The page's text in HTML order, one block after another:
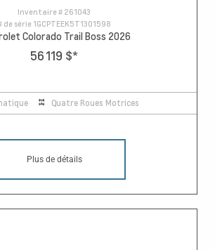
Inventaire # 261043
de série 1GCPTEEK5T1301598
Colorado Trail Boss 2026
56 119 $*
Quatre Roues Motrices
Plus de détails